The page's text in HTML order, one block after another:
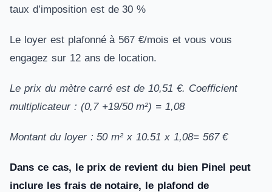
taux d’imposition est de 30 %
Le loyer est plafonné à 567 €/mois et vous vous
engagez sur 12 ans de location.
Le prix du mètre carré est de 10,51 €. Coefficient
multiplicateur : (0,7 +19/50 m²) = 1,08
Montant du loyer : 50 m² x 10.51 x 1,08= 567 €
Dans ce cas, le prix de revient du bien Pinel peut
inclure les frais de notaire, le plafond de